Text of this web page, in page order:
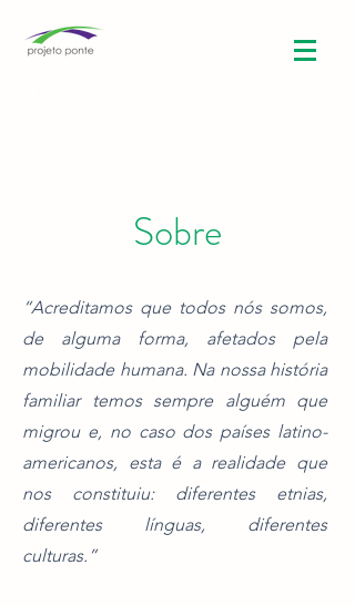
Sobre
“Acreditamos que todos nós somos,
de alguma forma, afetados pela
mobilidade humana. Na nossa história
familiar temos sempre alguém que
migrou e, no caso dos países latino-
americanos, esta é a realidade que
nos constituiu: diferentes etnias,
diferentes línguas, diferentes
culturas.”